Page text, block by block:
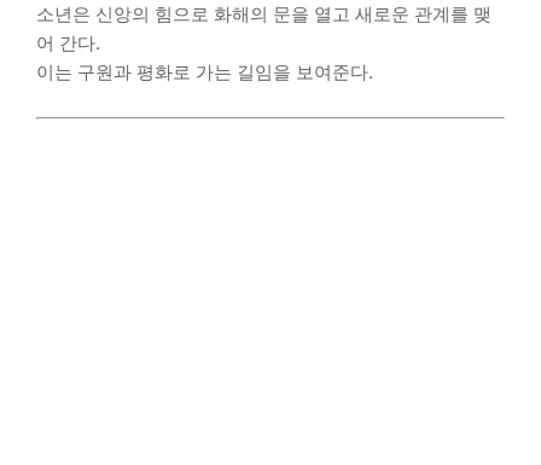
소년은 신앙의 힘으로 화해의 문을 열고 새로운 관계를 맺
어 간다.
이는 구원과 평화로 가는 길임을 보여준다.